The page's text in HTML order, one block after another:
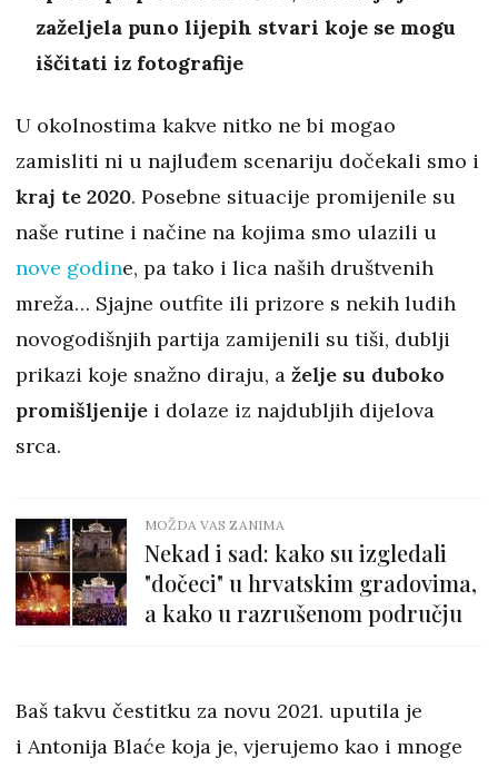
zaželjela puno lijepih stvari koje se mogu
iščitati iz fotografije
U okolnostima kakve nitko ne bi mogao
zamisliti ni u najluđem scenariju dočekali smo i
kraj te 2020. Posebne situacije promijenile su
naše rutine i načine na kojima smo ulazili u
nove godine, pa tako i lica naših društvenih
mreža… Sjajne outfite ili prizore s nekih ludih
novogodišnjih partija zamijenili su tiši, dublji
prikazi koje snažno diraju, a želje su duboko
promišljenije i dolaze iz najdubljih dijelova
srca.
MOŽDA VAS ZANIMA
Nekad i sad: kako su izgledali
"dočeci" u hrvatskim gradovima,
a kako u razrušenom području
Baš takvu čestitku za novu 2021. uputila je
i Antonija Blaće koja je, vjerujemo kao i mnoge